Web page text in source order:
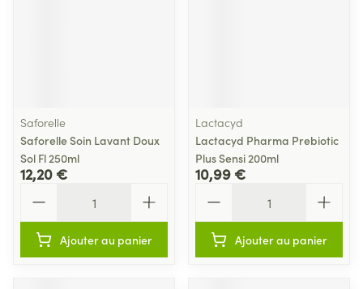
Saforelle
Saforelle Soin Lavant Doux
Sol Fl 250ml
12,20 €
Ajouter au panier
Lactacyd
Lactacyd Pharma Prebiotic
Plus Sensi 200ml
10,99 €
Ajouter au panier